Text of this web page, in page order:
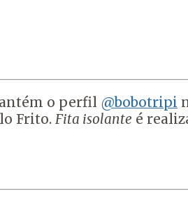
o perfil @bobotripi
Frito. Fita isolante é